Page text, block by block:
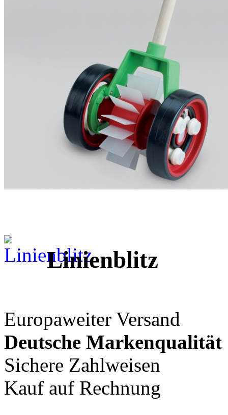
Linienblitz
Europaweiter Versand
Deutsche Markenqualität
Sichere Zahlweisen
Kauf auf Rechnung